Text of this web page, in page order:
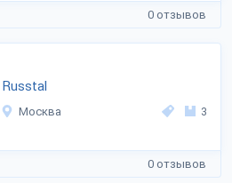
0 отзывов
Russtal
Москва 3
0 отзывов